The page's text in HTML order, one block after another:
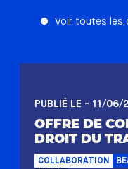
Voir toutes les
PUBLIÉ LE - 11/06/
OFFRE DE
DROIT DU
COLLABORATION